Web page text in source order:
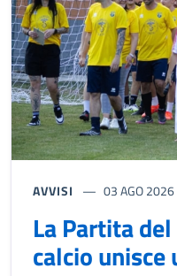
AVVISI 03 AGO 2026
La Partita
calcio